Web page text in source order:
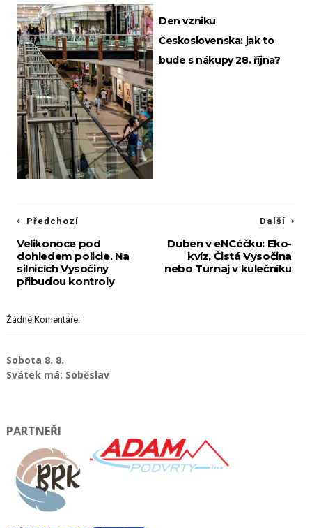
Den vzniku
Československa: jak to
bude s nákupy 28. října?
Další
Duben v eNCéčku: Eko-
kvíz, Čistá Vysočina
nebo Turnaj v kulečníku
Předchozí
Velikonoce pod
dohledem policie. Na
silnicích Vysočiny
přibudou kontroly
Žádné Komentáře:
Sobota 8. 8.
Svátek má: Soběslav
PARTNEŘI